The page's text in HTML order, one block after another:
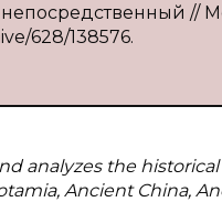
//
628/138576.
analyzes the
Ancient China,